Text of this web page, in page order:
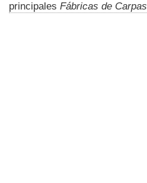
principales Fábricas de Carpas